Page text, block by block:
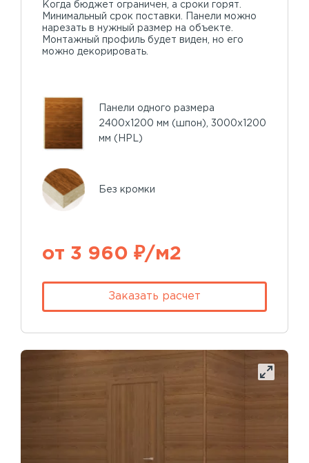
Когда бюджет ограничен, а сроки горят.
Минимальный срок поставки. Панели можно
нарезать в нужный размер на объекте.
Монтажный профиль будет виден, но его
можно декорировать.
Панели одного размера
2400х1200 мм (шпон), 3000х1200
мм (HPL)
Без кромки
от 3 960 ₽/м2
Заказать расчет